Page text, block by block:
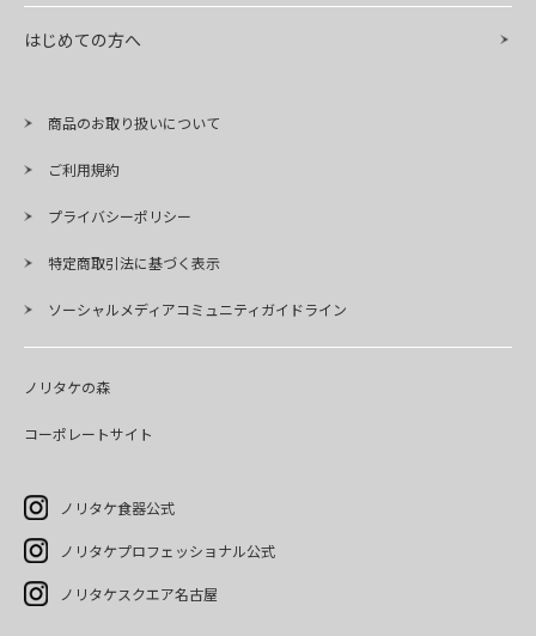
はじめての方へ
商品のお取り扱いについて
ご利用規約
プライバシーポリシー
特定商取引法に基づく表示
ソーシャルメディアコミュニティガイドライン
ノリタケの森
コーポレートサイト
ノリタケ食器公式
ノリタケプロフェッショナル公式
ノリタケスクエア名古屋